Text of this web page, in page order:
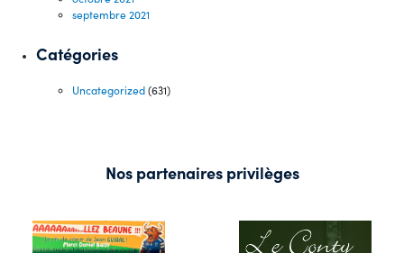
septembre 2021
Catégories
Uncategorized(631)
Nos partenaires privilèges